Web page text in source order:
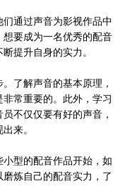
通过声音为影视作品中
要成为一名优秀的配音
提升自身的实力。
了解声音的基本原理，
常重要的。此外，学习
不仅仅要有好的声音，
来。
型的配音作品开始，如
炼自己的配音实力，了